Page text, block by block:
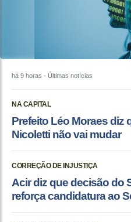
há 9 horas - Últimas notícias
NA CAPITAL
Prefeito Léo Moraes diz
Nicoletti não vai mudar
CORREÇÃO DE INJUSTIÇA
Acir diz que decisão do
reforça candidatura ao